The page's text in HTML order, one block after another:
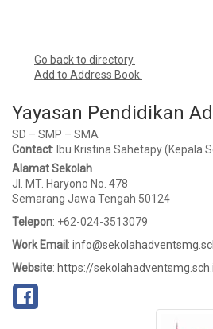
Go back to directory.
Add to Address Book.
Yayasan Pendidikan
SD – SMP – SMA
Contact: Ibu Kristina Sahetapy(Kepala
Alamat Sekolah
Jl. MT. Haryono No. 478
Semarang Jawa Tengah 50124
Telepon: +62-024-3513079
Work Email :
Website: https://